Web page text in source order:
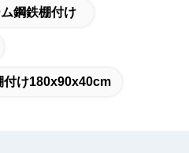
鋼鉄棚付け
け180x90x40cm